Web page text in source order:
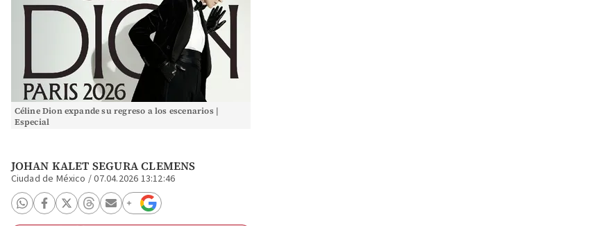
Céline Dion expande su regreso a los escenarios |
Especial
JOHAN KALET SEGURA CLEMENS
Ciudad de México /07.04.2026 13:12:46